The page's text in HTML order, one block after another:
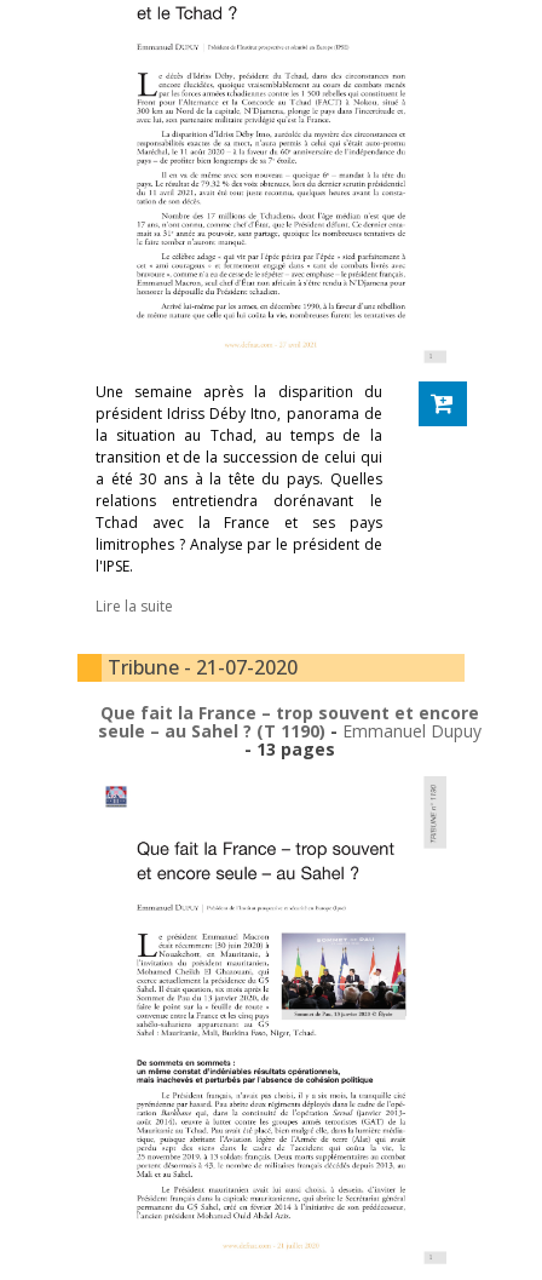
Une semaine après la disparition du
président Idriss Déby Itno, panorama de
la situation au Tchad, au temps de la
transition et de la succession de celui qui
a été 30 ans à la tête du pays. Quelles
relations entretiendra dorénavant le
Tchad avec la France et ses pays
limitrophes ? Analyse par le président de
l'IPSE.
Lire la suite
Tribune - 21-07-2020
Que fait la France – trop souvent et encore
seule – au Sahel ? (T 1190) - Emmanuel Dupuy
- 13 pages